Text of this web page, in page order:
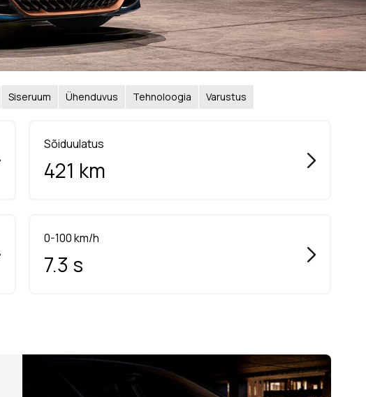
Siseruum Ühenduvus Tehnoloogia Varustus
Sõiduulatus
421 km
0-100 km/h
7.3 s